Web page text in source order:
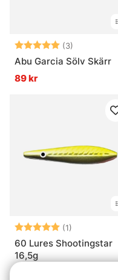
Betyg: (3)
5.0 utav
Abu Garcia Sölv Skärr
89 kr
Betyg: (1)
5.0 utav
60 Lures Shootingstar
16,5g